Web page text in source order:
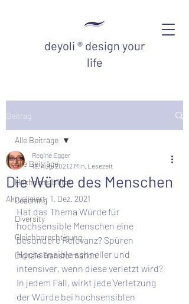
deyoli ® design your
life
Beitrag
Alle Beiträge
Hochsensibilität
Coaching
Diversity
Gleichberechtigung
Digitale Transformation
Alle Beiträge
Die Würde des Menschen
Regine Egger
13. Aug. 20212 Min. Lesezeit
Aktualisiert: 1. Dez. 2021
Hat das Thema Würde für
hochsensible Menschen eine
besondere Relevanz? Spüren
Hochsensible schneller und
intensiver, wenn diese verletzt wird?
In jedem Fall, wirkt jede Verletzung
der Würde bei hochsensiblen